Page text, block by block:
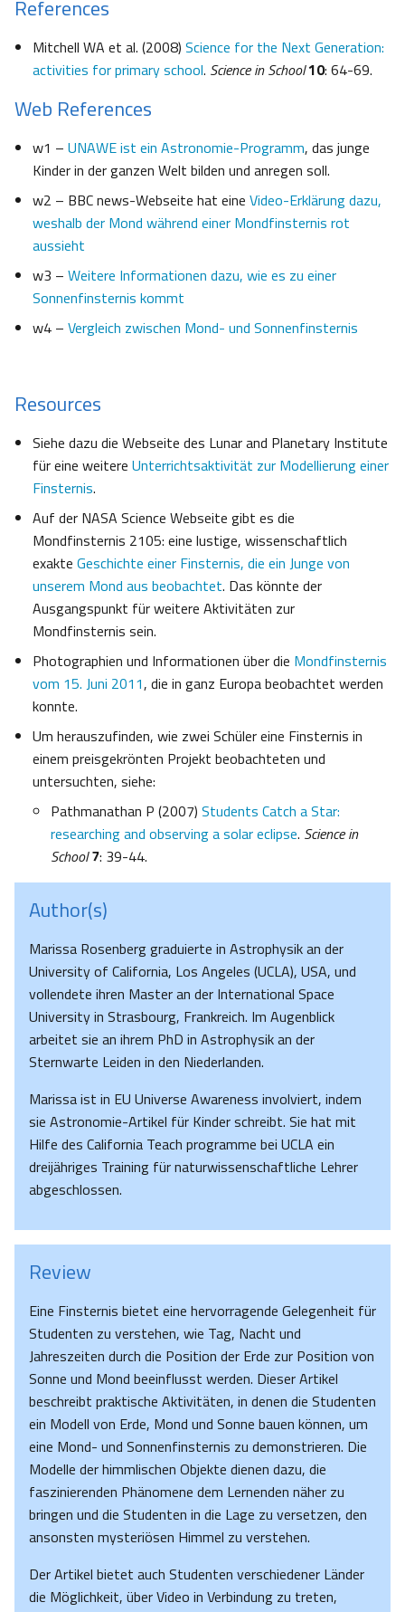
References
Mitchell WA et al. (2008) Science for the Next Generation:
activities for primary school. Science in School10: 64-69.
Web References
w1 – UNAWE ist ein Astronomie-Programm, das junge
Kinder in der ganzen Welt bilden und anregen soll.
w2 – BBC news-Webseite hat eine Video-Erklärung dazu,
weshalb der Mond während einer Mondfinsternis rot
aussieht
w3 – Weitere Informationen dazu, wie es zu einer
Sonnenfinsternis kommt
w4 – Vergleich zwischen Mond- und Sonnenfinsternis
Resources
Siehe dazu die Webseite des Lunar and Planetary Institute
für eine weitere Unterrichtsaktivität zur Modellierung einer
Finsternis.
Auf der NASA Science Webseite gibt es die
Mondfinsternis 2105: eine lustige, wissenschaftlich
exakte Geschichte einer Finsternis, die ein Junge von
unserem Mond aus beobachtet. Das könnte der
Ausgangspunkt für weitere Aktivitäten zur
Mondfinsternis sein.
Photographien und Informationen über die Mondfinsternis
vom 15. Juni 2011, die in ganz Europa beobachtet werden
konnte.
Um herauszufinden, wie zwei Schüler eine Finsternis in
einem preisgekrönten Projekt beobachteten und
untersuchten, siehe:
Pathmanathan P (2007) Students Catch a Star:
researching and observing a solar eclipse. Science in
School 7: 39-44.
Author(s)
Marissa Rosenberg graduierte in Astrophysik an der
University of California, Los Angeles (UCLA), USA, und
vollendete ihren Master an der International Space
University in Strasbourg, Frankreich. Im Augenblick
arbeitet sie an ihrem PhD in Astrophysik an der
Sternwarte Leiden in den Niederlanden.
Marissa ist in EU Universe Awareness involviert, indem
sie Astronomie-Artikel für Kinder schreibt. Sie hat mit
Hilfe des California Teach programme bei UCLA ein
dreijähriges Training für naturwissenschaftliche Lehrer
abgeschlossen.
Review
Eine Finsternis bietet eine hervorragende Gelegenheit für
Studenten zu verstehen, wie Tag, Nacht und
Jahreszeiten durch die Position der Erde zur Position von
Sonne und Mond beeinflusst werden. Dieser Artikel
beschreibt praktische Aktivitäten, in denen die Studenten
ein Modell von Erde, Mond und Sonne bauen können, um
eine Mond- und Sonnenfinsternis zu demonstrieren. Die
Modelle der himmlischen Objekte dienen dazu, die
faszinierenden Phänomene dem Lernenden näher zu
bringen und die Studenten in die Lage zu versetzen, den
ansonsten mysteriösen Himmel zu verstehen.
Der Artikel bietet auch Studenten verschiedener Länder
die Möglichkeit, über Video in Verbindung zu treten,